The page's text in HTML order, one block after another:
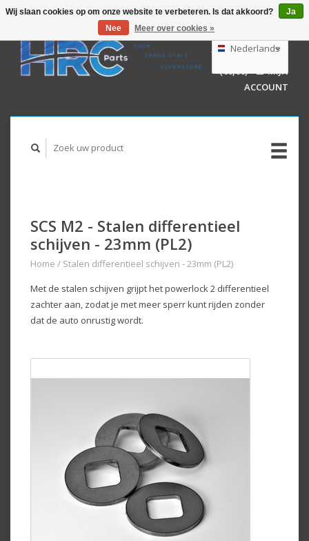
GBP
AUD
Nederlands
Deutsch
English
WINKELWAGEN
(€0,00)
MIJN
ACCOUNT
SCS M2 - Stalen differentieel
schijven - 23mm (PL2)
Home / Stalen differentieel schijven - 23mm (PL2)
Met de stalen schijven grijpt het powerlock 2 differentieel
zachter aan, zodat je met meer sperr kunt rijden zonder
dat de auto onrustig wordt.
Wij slaan cookies op om onze website te verbeteren. Is dat akkoord?
Ja
Nee
Meer over cookies »